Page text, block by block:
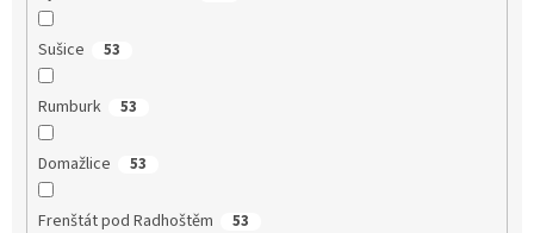
Sušice 53
Rumburk 53
Domažlice 53
Frenštát pod Radhoštěm 53